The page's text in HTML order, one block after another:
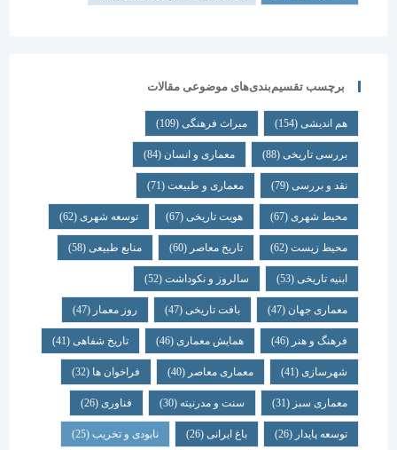
برچسب تقسیم‌بندی‌های موضوعی مقالات
هم اندیشی (154) میراث فرهنگی (109)
بررسی تاریخی (88) معماری و انسان (84)
نقد و بررسی (79) معماری و طبیعت (71)
محیط شهری(67) هویت تاریخی(67) توسعه شهری(62)
محیط زیست(62) تاریخ معاصر(60) منابع طبیعی(58)
ابنیه تاریخی(53) سالروز و نکوداشت(52)
معماری جهان (47) بافت تاریخی(47) روز معمار(47)
فرهنگ و هنر(46) همایش معماری (46) تاریخ شفاهی (41)
شهرسازی(41) معماری معاصر(40) فراخوان ها (32)
معماری سبز(31) سنت و مدرنیته(30) فناوری (26)
توسعه پایدار(26) باغ ایرانی(26) نابودی و تخریب(25)